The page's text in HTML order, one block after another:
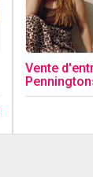
Vente